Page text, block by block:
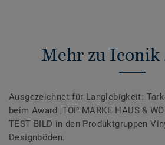
Mehr zu Iconik
Ausgezeichnet für Langlebigkeit:
beim Award ‚TOP MARKE HAUS &
TEST BILD in den Produktgruppen
Designböden.